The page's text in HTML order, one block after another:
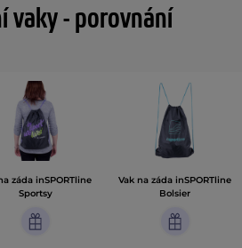
vaky - porovnání
záda inSPORTline
Sportsy
Vak na záda inSPORTline
Bolsier